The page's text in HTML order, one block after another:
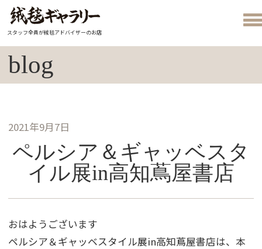
スタッフ全員が絨毯アドバイザーのお店
blog
2021年9月7日
ペルシア＆ギャッベスタ
イル展in高知蔦屋書店
おはようございます
ペルシア＆ギャッベスタイル展in高知蔦屋書店は、本